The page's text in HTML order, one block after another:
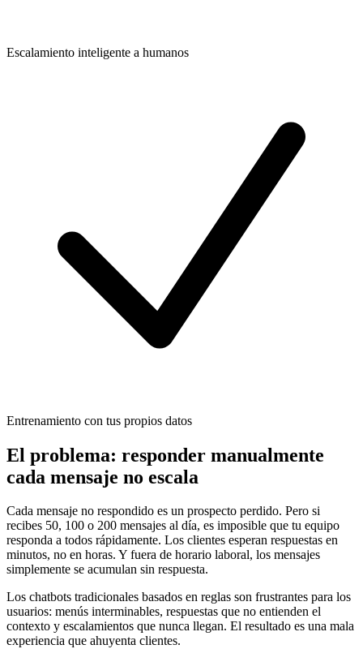
Escalamiento inteligente a humanos
Entrenamiento con tus propios datos
El problema: responder manualmente
cada mensaje no escala
Cada mensaje no respondido es un prospecto perdido. Pero si
recibes 50, 100 o 200 mensajes al día, es imposible que tu equipo
responda a todos rápidamente. Los clientes esperan respuestas en
minutos, no en horas. Y fuera de horario laboral, los mensajes
simplemente se acumulan sin respuesta.
Los chatbots tradicionales basados en reglas son frustrantes para los
usuarios: menús interminables, respuestas que no entienden el
contexto y escalamientos que nunca llegan. El resultado es una mala
experiencia que ahuyenta clientes.